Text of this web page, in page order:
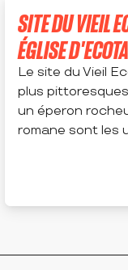
SITE DU VIEIL
ÉGLISE
Le site du Vieil
plus
un éperon
romane sont les